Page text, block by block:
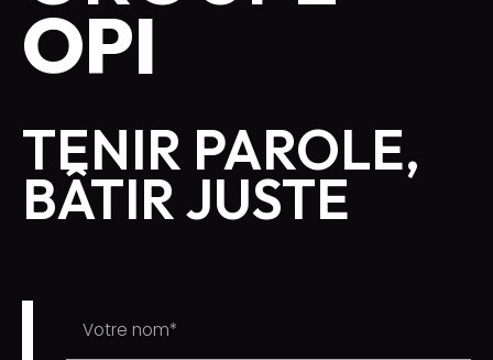
OPI
TENIR PAROLE,
BÂTIR JUSTE